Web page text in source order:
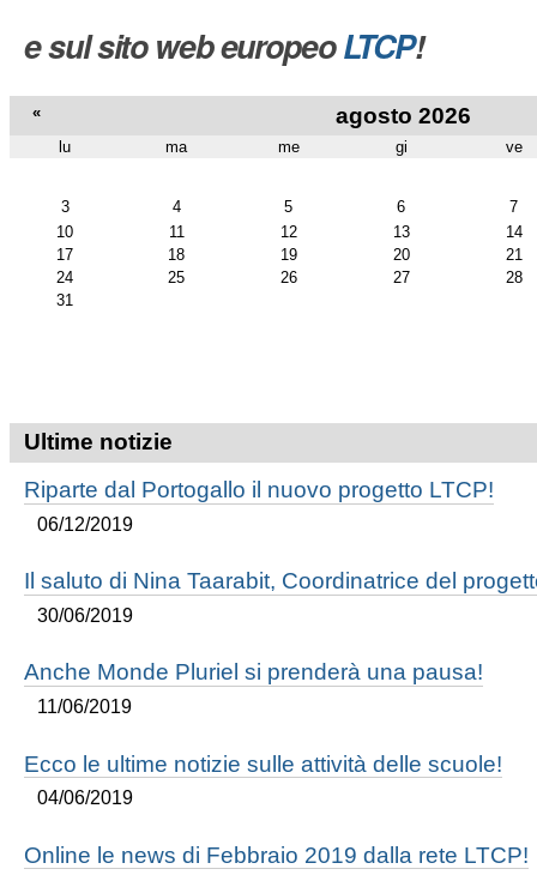
e sul sito web europeoLTCP!
« agosto 2026
lu ma me gi ve
3 4 5 6
7
10
11 12 13
14
17
18 19 20
21
24
25 26 27
28
31
Ultime notizie
Riparte dal Portogallo il nuovo progetto LTCP!
06/12/2019
Il saluto di Nina Taarabit, Coordinatrice del
30/06/2019
Anche Monde Pluriel si prenderà una pausa!
11/06/2019
Ecco le ultime notizie sulle attività delle scuole!
04/06/2019
Online le news di Febbraio 2019 dalla rete LTCP!